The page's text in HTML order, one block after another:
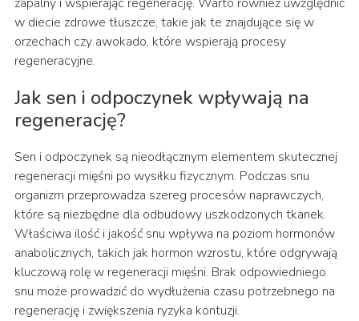
w diecie zdrowe tłuszcze, takie jak te znajdujące się w
orzechach czy awokado, które wspierają procesy
regeneracyjne.
Jak sen i odpoczynek wpływają na
regenerację?
Sen i odpoczynek są nieodłącznym elementem skutecznej
regeneracji mięśni po wysiłku fizycznym. Podczas snu
organizm przeprowadza szereg procesów naprawczych,
które są niezbędne dla odbudowy uszkodzonych tkanek.
Właściwa ilość i jakość snu wpływa na poziom hormonów
anabolicznych, takich jak hormon wzrostu, które odgrywają
kluczową rolę w regeneracji mięśni. Brak odpowiedniego
snu może prowadzić do wydłużenia czasu potrzebnego na
regenerację i zwiększenia ryzyka kontuzji.